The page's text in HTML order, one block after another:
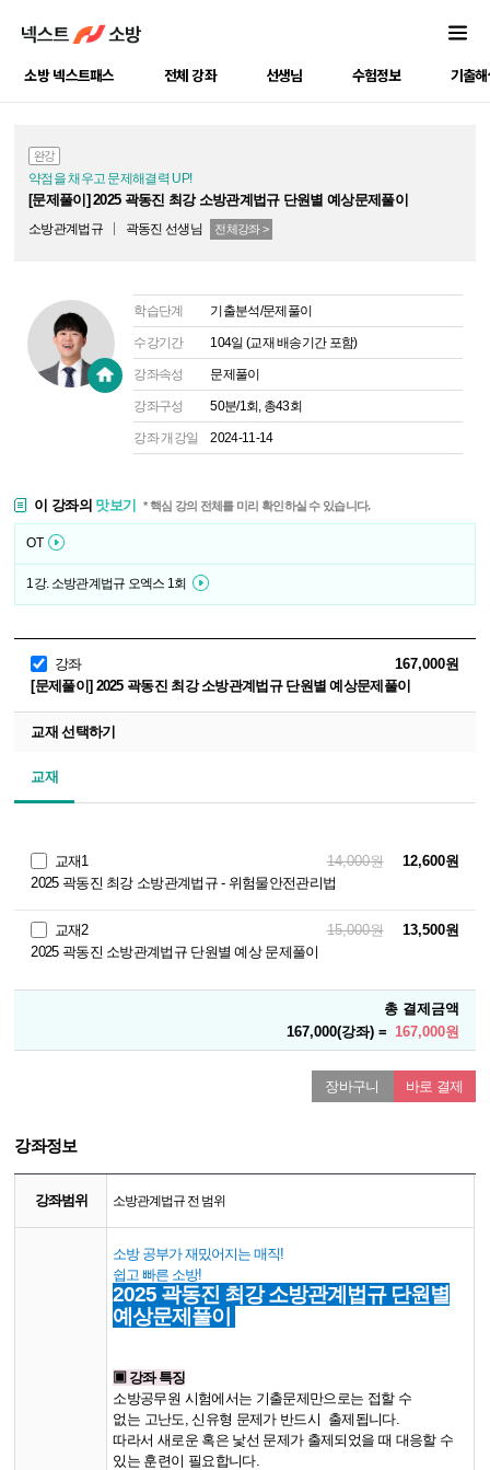
소방 넥스트패스 전체 강좌 선생님 수험정보 기출
완강
약점을 채우고 문제해결력 UP!
[문제풀이] 2025 곽동진 최강 소방관계법규 단원별 예상문제풀이
소방관계법규 곽동진 선생님 전체강좌 >
학습단계 기출분석/문제풀이
수강기간 104일 (교재 배송기간 포함)
강좌속성 문제풀이
강좌구성 50분/1회, 총43회
강좌 개강일 2024-11-14
이 강좌의 맛보기 * 핵심 강의 전체를 미리 확인하실 수 있습니다.
OT
1강. 소방관계법규 오엑스 1회
강좌
[문제풀이] 2025 곽동진 최강 소방관계법규 단원별 예상문제풀이
167,000원
교재 선택하기
교재
교재1
2025 곽동진 최강 소방관계법규 - 위험물안전관리법
14,000원 12,600원
교재2
2025 곽동진 소방관계법규 단원별 예상 문제풀이
15,000원 13,500원
총 결제금액
167,000(강좌) = 167,000원
장바구니 바로 결제
강좌정보
강좌범위 소방관계법규 전 범위
소방 공부가 재밌어지는 매직!
쉽고 빠른 소방!
2025 곽동진 최강 소방관계법규 단원별
예상문제풀이
▣ 강좌 특징
소방공무원 시험에서는 기출문제만으로는 접할 수
없는 고난도, 신유형 문제가 반드시 출제됩니다.
따라서 새로운 혹은 낯선 문제가 출제되었을 때 대응할 수
있는 훈련이 필요합니다.